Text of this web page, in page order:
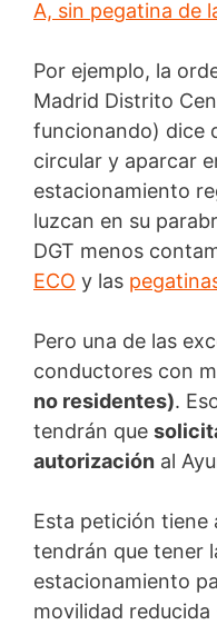
A, sin pegatina de
Por ejemplo, la
Madrid Distrito
funcionando) dice
circular y aparcar
estacionamiento
luzcan en su
DGT menos
ECO y las
Pero una de las
conductores con
no residentes).
tendrán que
autorización al
Esta petición tiene
tendrán que tener
estacionamiento
movilidad